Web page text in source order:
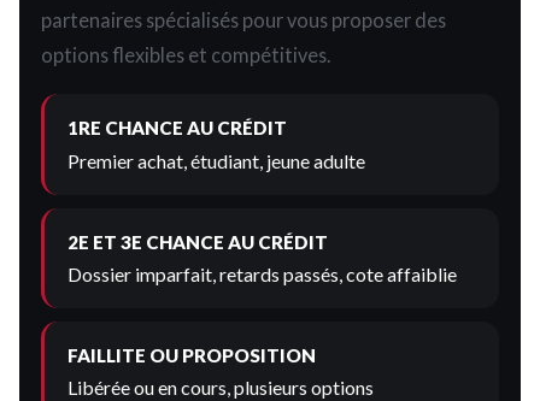
partenaires spécialisés pour vous proposer des
options flexibles et compétitives.
1RE CHANCE AU CRÉDIT
Premier achat, étudiant, jeune adulte
2E ET 3E CHANCE AU CRÉDIT
Dossier imparfait, retards passés, cote affaiblie
FAILLITE OU PROPOSITION
Libérée ou en cours, plusieurs options